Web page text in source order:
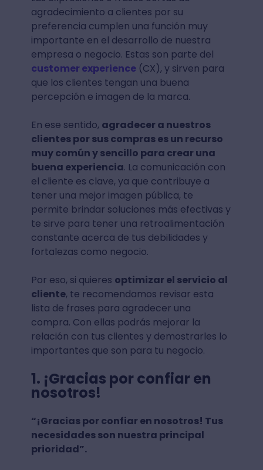
agradecimiento a clientes por su
preferencia cumplen una función muy
importante en el desarrollo de nuestra
empresa o negocio. Estas son parte del
customer experience(CX), y sirven para
que los clientes tengan una buena
percepción e imagen de la marca.
En ese sentido, agradecer a nuestros
clientes por sus compras es un recurso
muy común y sencillo para crear una
buena experiencia. La comunicación con
el cliente es clave, ya que contribuye a
tener una mejor imagen pública, te
permite brindar soluciones más efectivas y
te sirve para tener una retroalimentación
constante acerca de tus debilidades y
fortalezas como negocio.
Por eso, si quieres optimizar el servicio al
cliente, te recomendamos revisar esta
lista de frases para agradecer una
compra. Con ellas podrás mejorar la
relación con tus clientes y demostrarles lo
importantes que son para tu negocio.
1. ¡Gracias por confiar en
nosotros!
“¡Gracias por confiar en nosotros! Tus
necesidades son nuestra principal
prioridad”.